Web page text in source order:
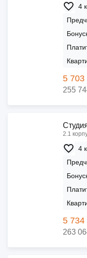
4
5 703
255
2.1
4
5 734
263